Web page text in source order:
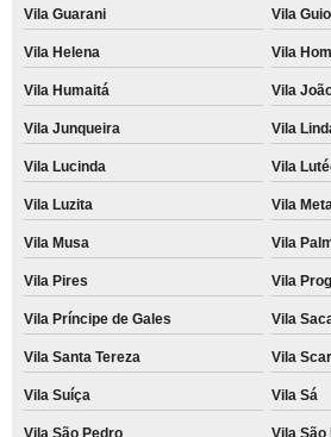
Vila Guarani Vila
Vila Helena Vila
Vila Humaitá Vila
Vila Junqueira Vila
Vila Lucinda Vila
Vila Luzita Vila
Vila Musa Vila
Vila Pires Vila
Vila Príncipe de Gales Vila
Vila Santa Tereza Vila
Vila Suíça Vila Sá
Vila São Pedro Vila São